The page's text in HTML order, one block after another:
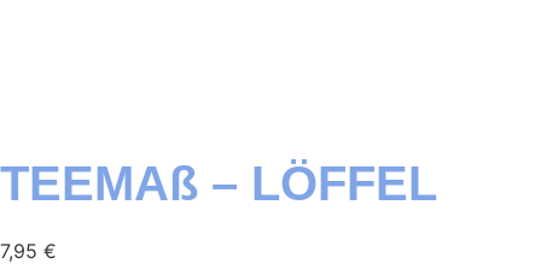
TEEMAß – LÖFFEL
7,95 €